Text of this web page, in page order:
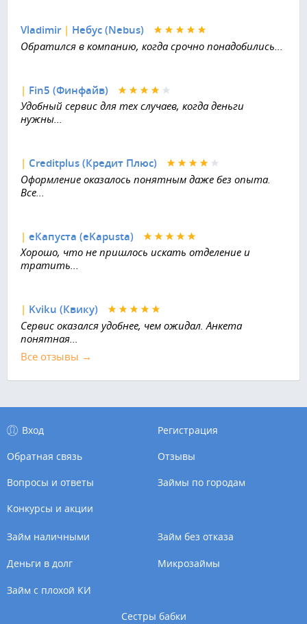
Vladimir | Небус (Nebus)
Обратился в компанию, когда срочно понадобились...
| Fin5 (Финфайв)
Удобный сервис для тех случаев, когда деньги
нужны...
| Creditplus (Кредит Плюс)
Оформление оказалось понятным даже без опыта.
Все...
| еКапуста (eKapusta)
Хорошо, что не пришлось искать отделение и
тратить...
| Kviku (Квику)
Сервис оказался удобнее, чем ожидал. Анкета
понятная...
Все отзывы →
Вход
Регистрация
Обратная связь
Отзывы
Вопросы и ответы
Займы по городам
Конкурсы и акции
Займ наличными Займ без отказа
Деньги в долг Микрозаймы
Займ с плохой КИ
Сестры бабки